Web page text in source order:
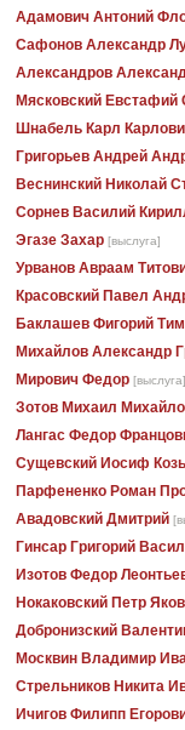
Адамович Антоний
Сафонов Александр
Александров
Мясковский Евстафий
Шнабель Карл
Григорьев Андрей
Веснинский Николай
Сорнев Василий
Эгазе Захар [выслуга]
Урванов Авраам
Красовский Павел
Баклашев Фигорий
Михайлов Александр
Мирович Федор [выслуга]
Зотов Михаил
Лангас Федор
Сущевский Иосиф
Парфененко Роман
Авадовский Дмитрий
Гинсар Григорий
Изотов Федор
Нокаковский Петр
Добронизский
Москвин Владимир
Стрельников Никита
Ичигов Филипп